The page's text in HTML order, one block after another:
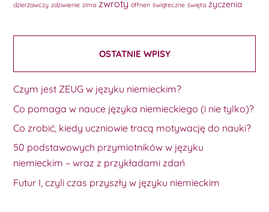
dzierżawczy zdziwienie zima zwroty öffnen świąteczne święta życzenia
OSTATNIE WPISY
Czym jest ZEUG w języku niemieckim?
Co pomaga w nauce języka niemieckiego (i nie tylko)?
Co zrobić, kiedy uczniowie tracą motywację do nauki?
50 podstawowych przymiotników w języku
niemieckim – wraz z przykładami zdań
Futur I, czyli czas przyszły w języku niemieckim